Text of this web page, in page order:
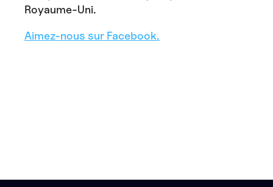
Royaume-Uni.
Aimez-nous sur Facebook.